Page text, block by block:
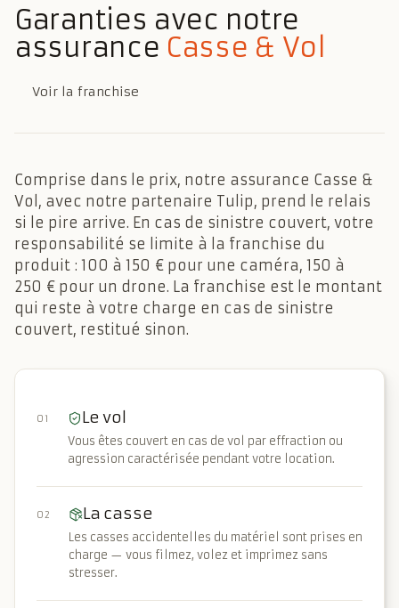
Garanties avec notre
assurance Casse & Vol
Voir la franchise
Comprise dans le prix, notre assurance Casse &
Vol, avec notre partenaire Tulip, prend le relais
si le pire arrive. En cas de sinistre couvert, votre
responsabilité se limite à la franchise du
produit : 100 à 150 € pour une caméra, 150 à
250 € pour un drone. La franchise est le montant
qui reste à votre charge en cas de sinistre
couvert, restitué sinon.
01 Le vol
Vous êtes couvert en cas de vol par effraction ou
agression caractérisée pendant votre location.
02 La casse
Les casses accidentelles du matériel sont prises en
charge — vous filmez, volez et imprimez sans
stresser.